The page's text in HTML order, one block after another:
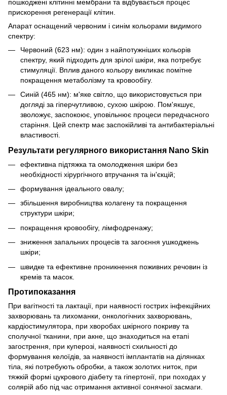
пошкоджені клітинні мембрани та відбувається процес
прискорення регенерації клітин.
Апарат оснащений червоним і синім кольорами видимого
спектру:
Червоний (623 нм): один з найпотужніших кольорів
спектру, який підходить для зрілої шкіри, яка потребує
стимуляції. Вплив даного кольору викликає помітне
покращення метаболізму та кровообігу.
Синій (465 нм): м'яке світло, що використовується при
догляді за гіперчутливою, сухою шкірою. Пом'якшує,
зволожує, заспокоює, уповільнює процеси передчасного
старіння. Цей спектр має заспокійливі та антибактеріальні
властивості.
Результати регулярного використання Nano Skin
ефективна підтяжка та омолодження шкіри без
необхідності хірургічного втручання та ін'єкцій;
формування ідеального овалу;
збільшення виробництва колагену та покращення
структури шкіри;
покращення кровообігу, лімфодренажу;
зниження запальних процесів та загоєння ушкоджень
шкіри;
швидке та ефективне проникнення поживних речовин із
кремів та масок.
Протипоказання
При вагітності та лактації, при наявності гострих інфекційних
захворювань та лихоманки, онкологічних захворювань,
кардіостимулятора, при хворобах шкірного покриву та
сполучної тканини, при акне, що знаходиться на етапі
загострення, при куперозі, наявності схильності до
формування келоїдів, за наявності імплантатів на ділянках
тіла, які потребують обробки, а також золотих ниток, при
тяжкій формі цукрового діабету та гіпертонії, при походах у
солярій або під час отримання активної сонячної засмаги.